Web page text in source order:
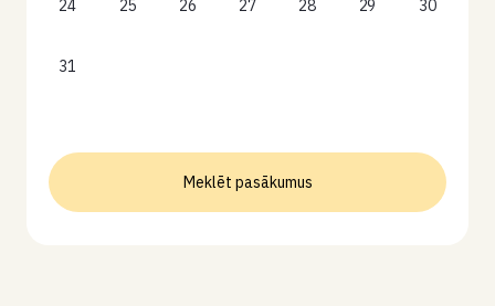
24 25 26 27 28 29 30
31
Meklēt pasākumus